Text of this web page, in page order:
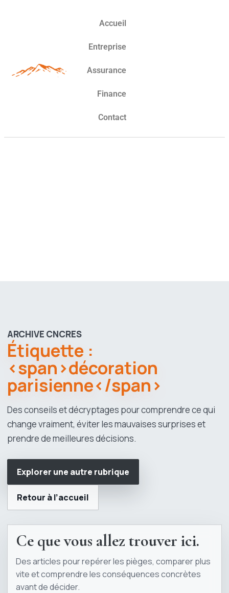
Accueil
Entreprise
Assurance
Finance
Contact
ARCHIVE CNCRES
Étiquette :
<span>décoration
parisienne</span>
Des conseils et décryptages pour comprendre ce qui
change vraiment, éviter les mauvaises surprises et
prendre de meilleures décisions.
Explorer une autre rubrique
Retour à l’accueil
Ce que vous allez trouver ici.
Des articles pour repérer les pièges, comparer plus
vite et comprendre les conséquences concrètes
avant de décider.